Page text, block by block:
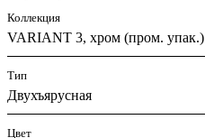
Коллекция
VARIANT 3, хром (пром. упак.)
Тип
Двухъярусная
Цвет